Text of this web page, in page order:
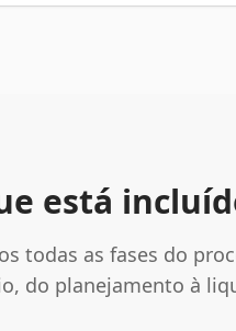
está
todas as fases do
do planejamento à